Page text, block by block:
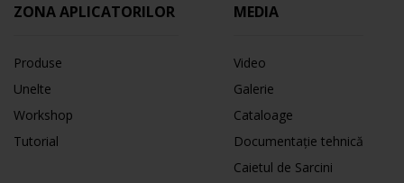
ZONA APLICATORILOR
Produse
Unelte
Workshop
Tutorial
MEDIA
Video
Galerie
Cataloage
Documentație tehnică
Caietul de Sarcini